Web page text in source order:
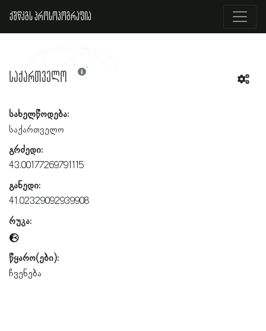
ქშწკგს პროსოპოგრაფია
საქართველო
სახელწოდება:
საქართველო
გრძედი:
43.00177269791115
განედი:
41.02329092939908
რუკა:
წყარო(ები):
ჩვენება